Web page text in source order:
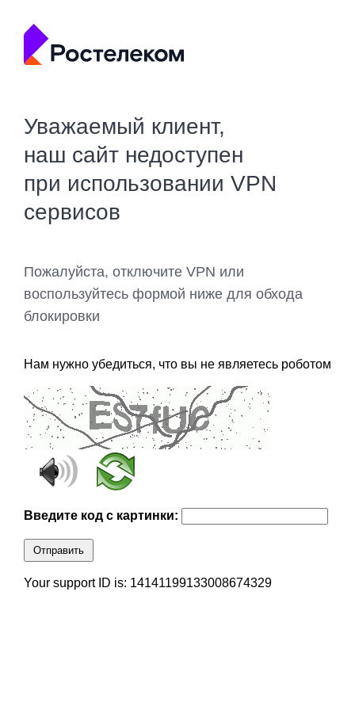
Уважаемый клиент,
наш сайт недоступен
при использовании VPN
сервисов
Пожалуйста, отключите VPN или
воспользуйтесь формой ниже для обхода
блокировки
Нам нужно убедиться, что вы не являетесь роботом
Введите код с картинки:
Отправить
Your support ID is: 14141199133008674329